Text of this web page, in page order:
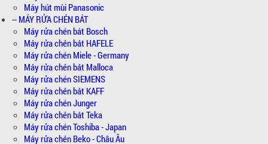
Máy hút mùi Panasonic
-- MÁY RỬA CHÉN BÁT
Máy rửa chén bát Bosch
Máy rửa chén bát HAFELE
Máy rửa chén Miele - Germany
Máy rửa chén bát Malloca
Máy rửa chén SIEMENS
Máy rửa chén bát KAFF
Máy rửa chén Junger
Máy rửa chén bát Teka
Máy rửa chén Toshiba - Japan
Máy rửa chén Beko - Châu Âu